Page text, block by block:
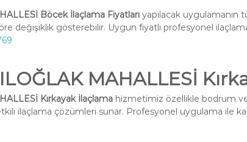
Böcek İlaçlama Fiyatları yapılacak uygulamanın
değişiklik gösterebilir. Uygun fiyatlı profesyonel
MAHALLESİ
Kırkayak İlaçlama hizmetimiz özellikle bodrum
ilaçlama çözümleri sunar. Profesyonel uygulama ile